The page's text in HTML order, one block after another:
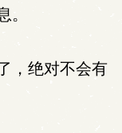
。
，绝对不会有